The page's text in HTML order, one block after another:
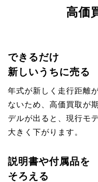
高価
できるだけ
新しいうちに売る
年式が新しく走行距離
ないため、高価買取が
デルが出ると、現行モ
大きく下がります。
説明書や付属品を
そろえる